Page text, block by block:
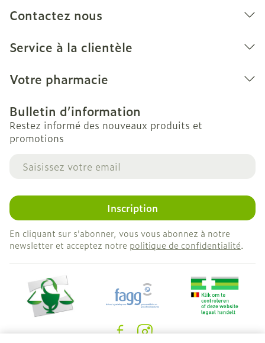
soleil à température ambiante.
endommager les bas.
d'une mauvaise utilisation ou d'une
Contactez nous
Service à la clientèle
Votre pharmacie
Bulletin d’information
Restez informé des nouveaux produits et
promotions
Adresse mail
Inscription
En cliquant sur s'abonner, vous vous abonnez à notre
newsletter et acceptez notre politique de confidentialité.